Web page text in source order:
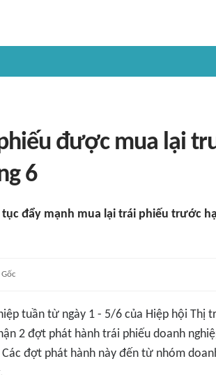
được mua lại
6
đẩy mạnh mua lại trái phiếu trước
Gốc
tuần từ ngày 1 - 5/6 của Hiệp hội Thị
2 đợt phát hành trái phiếu doanh
đợt phát hành này đến từ nhóm